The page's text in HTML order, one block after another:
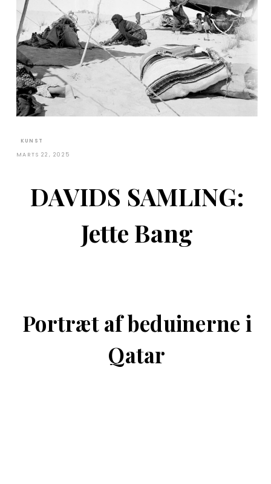
KUNST
MARTS 22, 2025
DAVIDS SAMLING:
Jette Bang
Portræt af beduinerne i
Qatar